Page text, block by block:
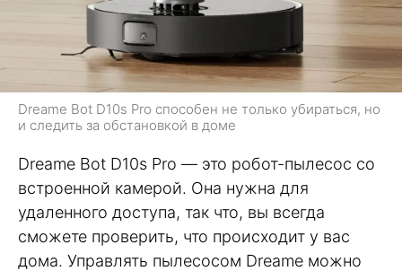
Dreame Bot D10s Pro способен не только убираться, но
и следить за обстановкой в доме
Dreame Bot D10s Pro — это робот-пылесос со
встроенной камерой. Она нужна для
удаленного доступа, так что, вы всегда
сможете проверить, что происходит у вас
дома. Управлять пылесосом Dreame можно